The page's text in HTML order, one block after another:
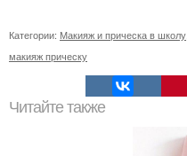
Категории: Макияж и прическа в школу
макияж прическу
Читайте также